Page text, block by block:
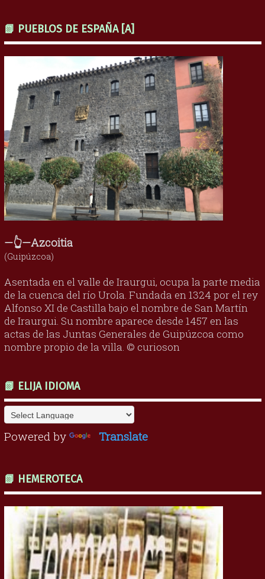
📗 PUEBLOS DE ESPAÑA [A]
—👆—Azcoitia
(Guipúzcoa)
Asentada en el valle de Iraurgui, ocupa la parte media
de la cuenca del río Urola. Fundada en 1324 por el rey
Alfonso XI de Castilla bajo el nombre de San Martín
de Iraurgui. Su nombre aparece desde 1457 en las
actas de las Juntas Generales de Guipúzcoa como
nombre propio de la villa. © curioson
📗 ELIJA IDIOMA
Powered by Translate
📗 HEMEROTECA